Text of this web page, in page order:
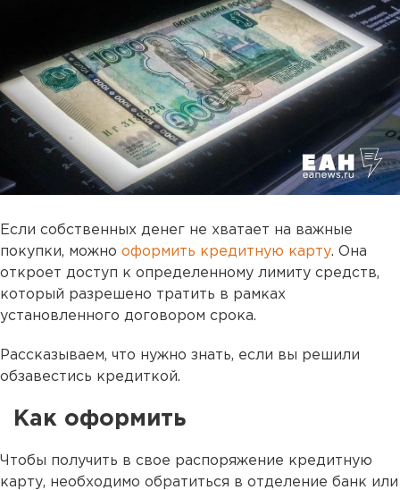
Если собственных денег не хватает на важные
покупки, можно оформить кредитную карту. Она
откроет доступ к определенному лимиту средств,
который разрешено тратить в рамках
установленного договором срока.
Рассказываем, что нужно знать, если вы решили
обзавестись кредиткой.
Как оформить
Чтобы получить в свое распоряжение кредитную
карту, необходимо обратиться в отделение банк или